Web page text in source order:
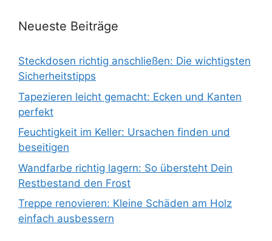
Neueste Beiträge
Steckdosen richtig anschließen: Die wichtigsten
Sicherheitstipps
Tapezieren leicht gemacht: Ecken und Kanten
perfekt
Feuchtigkeit im Keller: Ursachen finden und
beseitigen
Wandfarbe richtig lagern: So übersteht Dein
Restbestand den Frost
Treppe renovieren: Kleine Schäden am Holz
einfach ausbessern